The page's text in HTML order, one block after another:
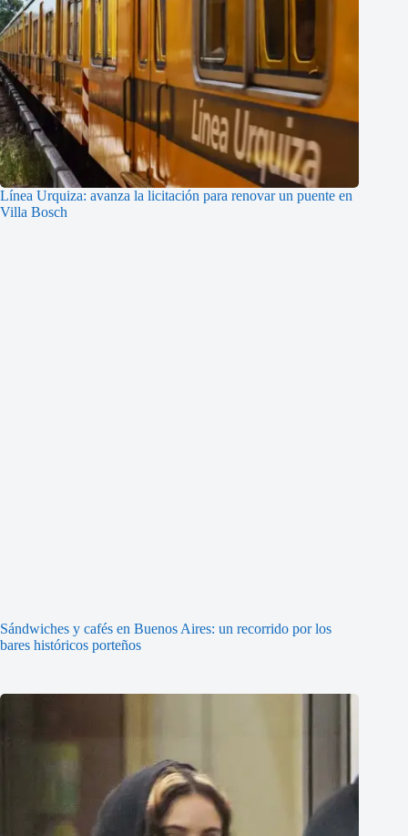
Línea Urquiza: avanza la licitación para renovar un puente en
Villa Bosch
Sándwiches y cafés en Buenos Aires: un recorrido por los
bares históricos porteños